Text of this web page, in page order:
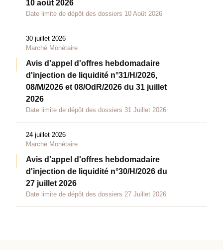
10 août 2026
Date limite de dépôt des dossiers 10 Août 2026
30 juillet 2026
Marché Monétaire
Avis d'appel d'offres hebdomadaire
d'injection de liquidité n°31/H/2026,
08/M/2026 et 08/OdR/2026 du 31 juillet
2026
Date limite de dépôt des dossiers 31 Juillet 2026
24 juillet 2026
Marché Monétaire
Avis d'appel d'offres hebdomadaire
d'injection de liquidité n°30/H/2026 du
27 juillet 2026
Date limite de dépôt des dossiers 27 Juillet 2026